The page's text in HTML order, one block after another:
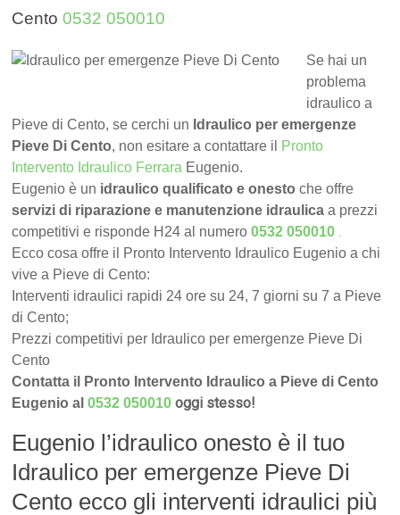
Cento0532 050010
Se hai un
problema
idraulico a
Pieve di Cento, se cerchi un Idraulico per emergenze
Pieve Di Cento, non esitare a contattare il Pronto
Intervento Idraulico Ferrara Eugenio.
Eugenio è un idraulico qualificato e onesto che offre
servizi di riparazione e manutenzione idraulica a prezzi
competitivi e risponde H24 al numero0532 050010 .
Ecco cosa offre il Pronto Intervento Idraulico Eugenio a chi
vive a Pieve di Cento:
Interventi idraulici rapidi 24 ore su 24, 7 giorni su 7 a Pieve
di Cento;
Prezzi competitivi per Idraulico per emergenze Pieve Di
Cento
Contatta il Pronto Intervento Idraulico a Pieve di Cento
Eugenio al0532 050010 oggi stesso!
Eugenio l’idraulico onesto è il tuo
Idraulico per emergenze Pieve Di
Cento ecco gli interventi idraulici più